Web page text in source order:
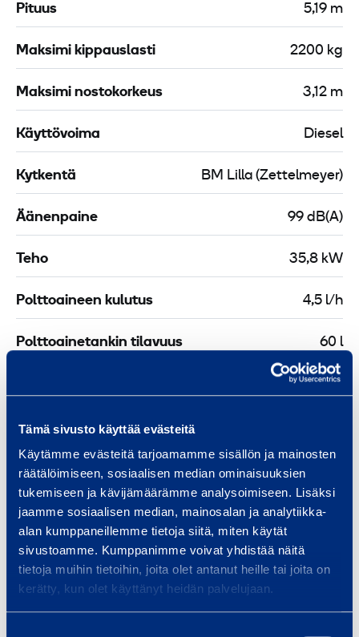
Tämä sivusto käyttää evästeitä
Käytämme evästeitä tarjoamamme sisällön ja mainosten
räätälöimiseen, sosiaalisen median ominaisuuksien
tukemiseen ja kävijämäärämme analysoimiseen. Lisäksi
jaamme sosiaalisen median, mainosalan ja analytiikka-
alan kumppaneillemme tietoja siitä, miten käytät
sivustoamme. Kumppanimme voivat yhdistää näitä
tietoja muihin tietoihin, joita olet antanut heille tai joita on
kerätty, kun olet käyttänyt heidän palvelujaan.
v
o
L
2
5
B
Pituus 5,19 m
Maksimi kippauslasti 2200 kg
Maksimi nostokorkeus 3,12 m
Käyttövoima Diesel
Kytkentä BM Lilla (Zettelmeyer)
Äänenpaine 99 dB(A)
Teho 35,8 kW
Polttoaineen kulutus 4,5 l/h
Polttoainetankin tilavuus 60 l
Asiakirjat
Samankaltaisia tuotteita